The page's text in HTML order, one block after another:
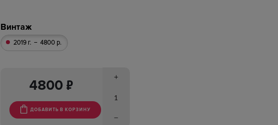
Винтаж
2019 г. 4800 р.
4800п
ДОБАВИТЬ В КОРЗИНУ